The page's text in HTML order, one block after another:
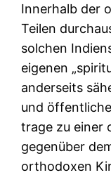
Innerhalb der
Teilen
solchen
eigenen
anderseits
und
trage zu einer
gegenüber
orthodoxen